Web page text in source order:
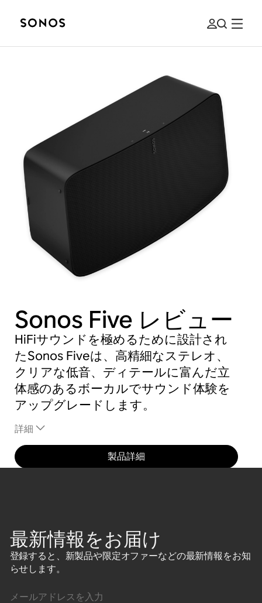
Sonos Five レビュー
HiFiサウンドを極めるために設計され
たSonos Fiveは、高精細なステレオ、
クリアな低音、ディテールに富んだ立
体感のあるボーカルでサウンド体験を
アップグレードします。
詳細
製品詳細
最新情報をお届け
登録すると、新製品や限定オファーなどの最新情報をお知
らせします。